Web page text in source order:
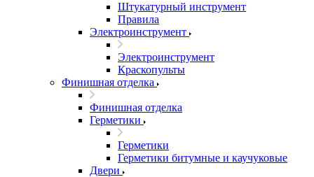
Штукатурный инструмент
Правила
Электроинструмент
Электроинструмент
Краскопульты
Финишная отделка
Финишная отделка
Герметики
Герметики
Герметики битумные и каучуковые
Двери